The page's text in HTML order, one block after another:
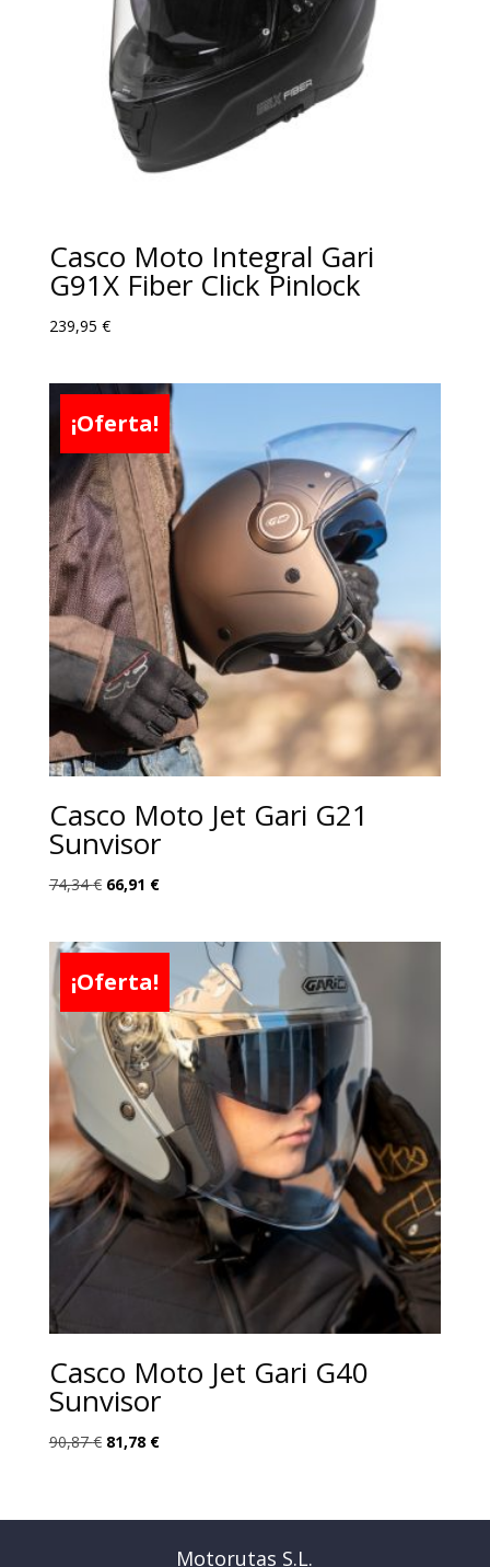
Casco Moto Integral Gari
G91X Fiber Click Pinlock
239,95 €
¡Oferta!
Casco Moto Jet Gari G21
Sunvisor
74,34€ El
era:
74,34 €.
66,91 €El
es:
66,91 €.
¡Oferta!
Casco Moto Jet Gari G40
Sunvisor
90,87€ El
era:
81,78 €El
es:
Motorutas S.L.